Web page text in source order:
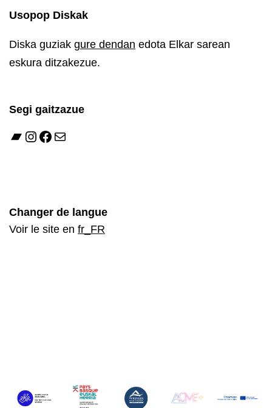
Usopop Diskak
Diska guziak gure dendan edota Elkar sarean
eskura ditzakezue.
Segi gaitzazue
Bandcamp
Instagram
Facebook
Mail
Changer de langue
Voir le site en fr_FR